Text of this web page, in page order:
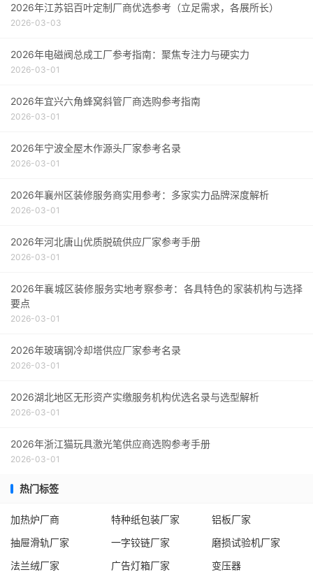
2026年江苏铝百叶定制厂商优选参考（立足需求，各展所长）
2026-03-03
2026年电磁阀总成工厂参考指南：聚焦专注力与硬实力
2026-03-01
2026年宜兴六角蜂窝斜管厂商选购参考指南
2026-03-01
2026年宁波全屋木作源头厂家参考名录
2026-03-01
2026年襄州区装修服务商实用参考：多家实力品牌深度解析
2026-03-01
2026年河北唐山优质脱硫供应厂家参考手册
2026-03-01
2026年襄城区装修服务实地考察参考：各具特色的家装机构与选择
要点
2026-03-01
2026年玻璃钢冷却塔供应厂家参考名录
2026-03-01
2026湖北地区无形资产实缴服务机构优选名录与选型解析
2026-03-01
2026年浙江猫玩具激光笔供应商选购参考手册
2026-03-01
热门标签
加热炉厂商 特种纸包装厂家
铝板厂家
抽屉滑轨厂家
一字铰链厂家
磨损试验机厂家
法兰绒厂家
广告灯箱厂家 变压器